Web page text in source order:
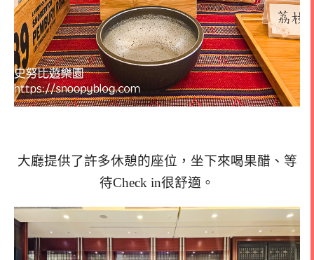
大廳提供了許多休憩的座位，坐下來喝果醋、等
待Check in很舒適。